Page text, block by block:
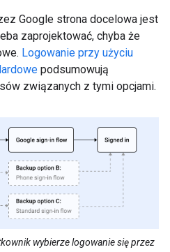
Google strona docelowa jest
zaprojektować, chyba że
Logowanie przy użyciu
podsumowują
związanych z tymi opcjami.
wybierze logowanie się przez